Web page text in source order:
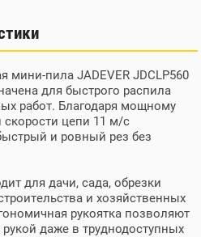
мини-пила JADEVER JDCLP560
для быстрого распила
работ. Благодаря мощному
цепи 11 м/с
и ровный рез без
для дачи, сада, обрезки
и хозяйственных
рукоятка позволяют
даже в труднодоступных